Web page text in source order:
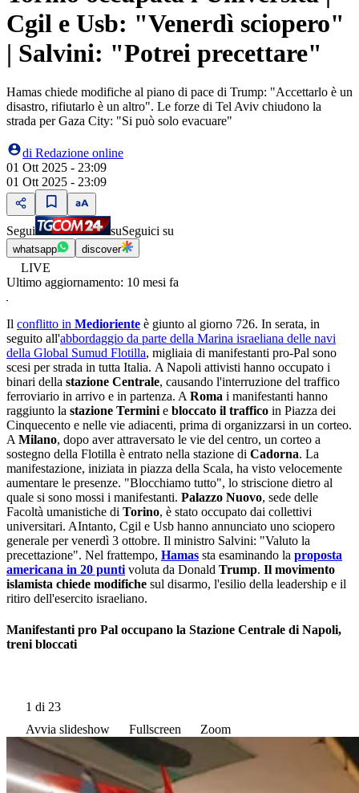
Cgil e Usb: "Venerdì sciopero"
| Salvini: "Potrei precettare"
Hamas chiede modifiche al piano di pace di Trump: "Accettarlo è un
disastro, rifiutarlo è un altro". Le forze di Tel Aviv chiudono la
strada per Gaza City: "Si può solo evacuare"
di Redazione online
01 Ott 2025 - 23:09
01 Ott 2025 - 23:09
Segui suSeguici su
whatsapp discover
LIVE
Ultimo aggiornamento: 10 mesi fa
Il conflitto in Medioriente è giunto al giorno 726. In serata, in
seguito all'abbordaggio da parte della Marina israeliana delle navi
della Global Sumud Flotilla, migliaia di manifestanti pro-Pal sono
scesi per strada in tutta Italia. A Napoli attivisti hanno occupato i
binari della stazione Centrale, causando l'interruzione del traffico
ferroviario in arrivo e in partenza. A Roma i manifestanti hanno
raggiunto la stazione Termini e bloccato il traffico in Piazza dei
Cinquecento e nelle vie adiacenti, prima di organizzarsi in un corteo.
A Milano, dopo aver attraversato le vie del centro, un corteo a
sostegno della Flotilla è entrato nella stazione di Cadorna. La
manifestazione, iniziata in piazza della Scala, ha visto velocemente
aumentare le presenze. "Blocchiamo tutto", lo striscione dietro al
quale si sono mossi i manifestanti. Palazzo Nuovo, sede delle
Facoltà umanistiche di Torino, è stato occupato dai collettivi
universitari. AIntanto, Cgil e Usb hanno annunciato uno sciopero
generale per venerdì 3 ottobre. Il ministro Salvini: "Valuto la
precettazione". Nel frattempo, Hamas sta esaminando la proposta
americana in 20 punti voluta da Donald Trump. Il movimento
islamista chiede modifiche sul disarmo, l'esilio della leadership e il
ritiro dell'esercito israeliano.
Manifestanti pro Pal occupano la Stazione Centrale di Napoli,
treni bloccati
1 di 23
Avvia slideshow
Fullscreen Zoom